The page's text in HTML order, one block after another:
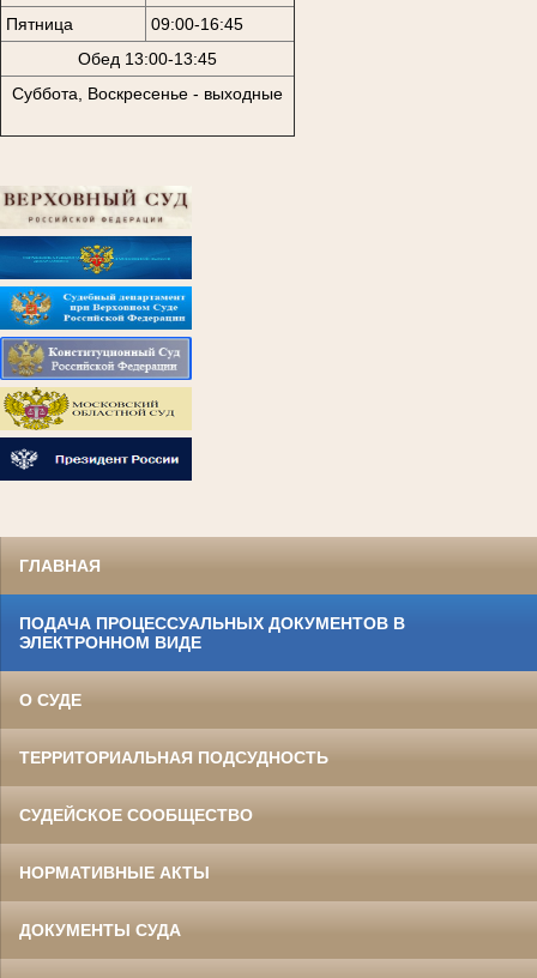
Пятница
09:00-16:45
Обед 13:00-13:45
Суббота, Воскресенье - выходные
ГЛАВНАЯ
ПОДАЧА ПРОЦЕССУАЛЬНЫХ ДОКУМЕНТОВ В
ЭЛЕКТРОННОМ ВИДЕ
О СУДЕ
ТЕРРИТОРИАЛЬНАЯ ПОДСУДНОСТЬ
СУДЕЙСКОЕ СООБЩЕСТВО
НОРМАТИВНЫЕ АКТЫ
ДОКУМЕНТЫ СУДА